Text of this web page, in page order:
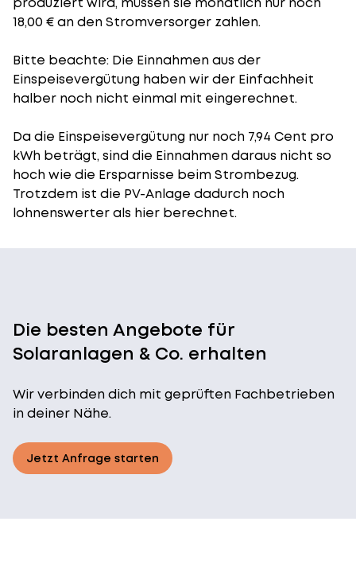
18,00 € an den Stromversorger zahlen.
Bitte beachte: Die Einnahmen aus der
Einspeisevergütung haben wir der Einfachheit
halber noch nicht einmal mit eingerechnet.
Da die Einspeisevergütung nur noch 7,94 Cent pro
kWh beträgt, sind die Einnahmen daraus nicht so
hoch wie die Ersparnisse beim Strombezug.
Trotzdem ist die PV-Anlage dadurch noch
lohnenswerter als hier berechnet.
Die besten Angebote für
Solaranlagen & Co. erhalten
Wir verbinden dich mit geprüften Fachbetrieben
in deiner Nähe.
Jetzt Anfrage starten